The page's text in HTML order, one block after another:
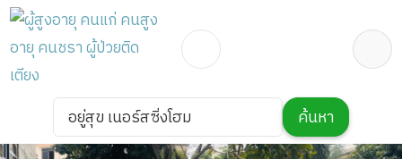
อยู่สุข เนอร์สซิ่งโฮม ค้นหา